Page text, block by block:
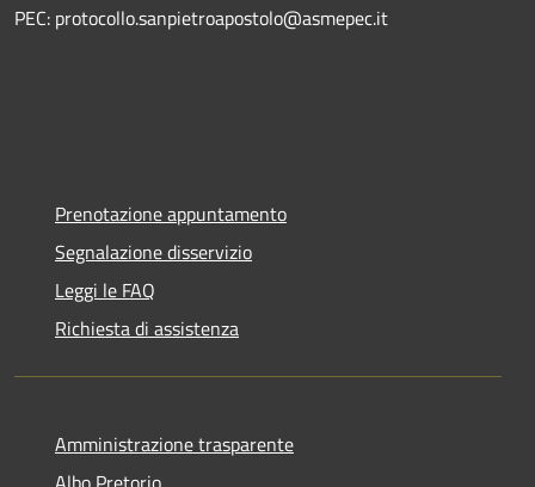
PEC: protocollo.sanpietroapostolo@asmepec.it
Prenotazione appuntamento
Segnalazione disservizio
Leggi le FAQ
Richiesta di assistenza
Amministrazione trasparente